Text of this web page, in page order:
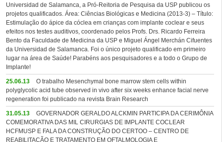
Universidad de Salamanca, a Pró-Reitoria de Pesquisa da USP publicou os
projetos qualificados. Área: Ciências Biológicas e Medicina (2013-3) – Título:
Estimulação do ápice da cóclea em crianças com implante coclear e seus
efeitos nos testes auditivos, coordenado pelos Profs. Drs. Ricardo Ferreira
Bento da Faculdade de Medicina da USP e Miguel Ángel Merchán Cifuentes
da Universidad de Salamanca. Foi o único projeto qualificado em primeiro
lugar na área de Saúde! Parabéns aos pesquisadores e a todo o Grupo de
Implante!
25.06.13
O trabalho Mesenchymal bone marrow stem cells within
polyglycolic acid tube observed in vivo after six weeks enhance facial nerve
regeneration foi publicado na revista Brain Research
31.05.13
GOVERNADOR GERALDO ALCKMIN PARTICIPA DA CERIMÔNIA
COMEMORATIVA DAS MIL CIRURGIAS DE IMPLANTE COCLEAR
HCFMUSP E FALA DA CONSTRUÇÃO DO CERTOO – CENTRO DE
REABILITAÇÃO E TRATAMENTO EM OFTALMOLOGIA E